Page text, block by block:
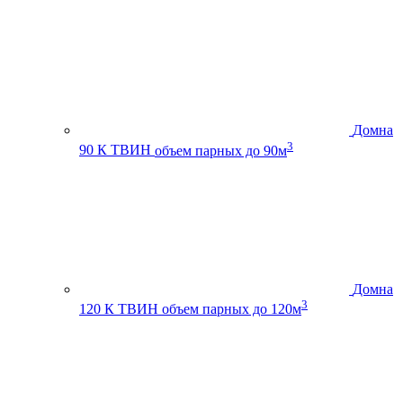
Домна
90 К ТВИН объем парных до 90м3
Домна
120 К ТВИН объем парных до 120м3